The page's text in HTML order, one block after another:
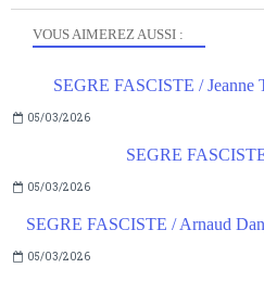
VOUS AIMEREZ AUSSI :
SEGRE FASCISTE / Jeanne
05/03/2026
SEGRE
05/03/2026
SEGRE FASCISTE / Arnaud
05/03/2026